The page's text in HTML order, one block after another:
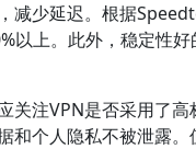
减少延迟。根据
以上。此外，稳定性
关注VPN是否采用了
和个人隐私不被泄露